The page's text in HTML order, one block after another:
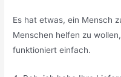
Es hat etwas, ein Mensch
Menschen helfen zu
funktioniert einfach.